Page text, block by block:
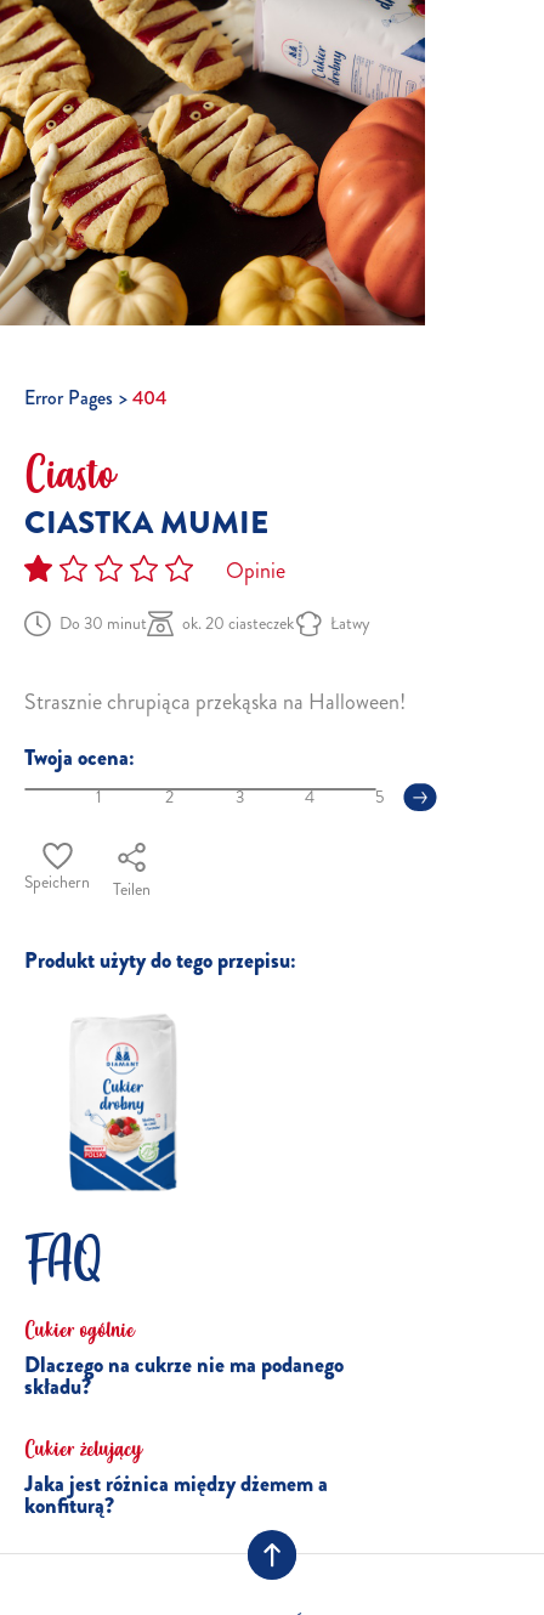
Error Pages 404
Ciasto
CIASTKA MUMIE
Opinie
Do 30 minut ok. 20 ciasteczek Łatwy
Strasznie chrupiąca przekąska na Halloween!
Twoja ocena:
1 2 3 4 5
Speichern Teilen
Produkt użyty do tego przepisu:
FAQ
Cukier ogólnie
Dlaczego na cukrze nie ma podanego
składu?
Cukier żelujący
Jaka jest różnica między dżemem a
konfiturą?